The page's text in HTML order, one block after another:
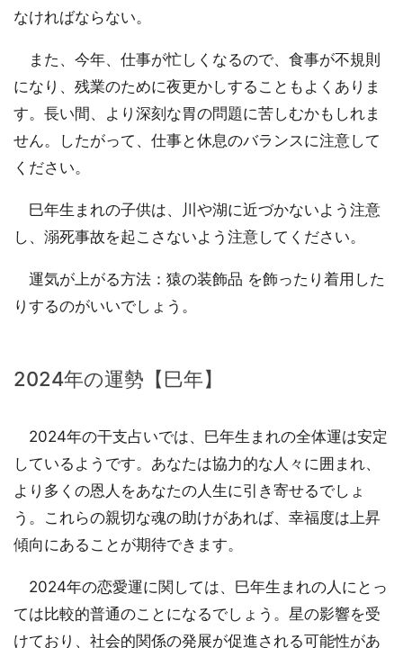
なければならない。
また、今年、仕事が忙しくなるので、食事が不規則
になり、残業のために夜更かしすることもよくありま
す。長い間、より深刻な胃の問題に苦しむかもしれま
せん。したがって、仕事と休息のバランスに注意して
ください。
巳年生まれの子供は、川や湖に近づかないよう注意
し、溺死事故を起こさないよう注意してください。
運気が上がる方法：猿の装飾品 を飾ったり着用した
りするのがいいでしょう。
2024年の運勢【巳年】
2024年の干支占いでは、巳年生まれの全体運は安定
しているようです。あなたは協力的な人々に囲まれ、
より多くの恩人をあなたの人生に引き寄せるでしょ
う。これらの親切な魂の助けがあれば、幸福度は上昇
傾向にあることが期待できます。
2024年の恋愛運に関しては、巳年生まれの人にとっ
ては比較的普通のことになるでしょう。星の影響を受
けており、社会的関係の発展が促進される可能性があ